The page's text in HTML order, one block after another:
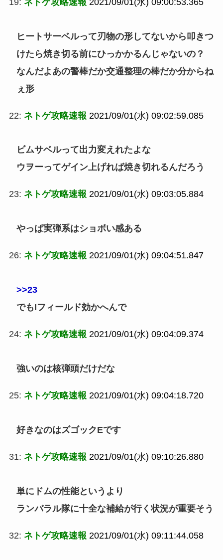
ヒートサーベルって刃物の形してないから叩きつ
けたら焼き切る前にひっかかるんじゃないの？
なんだよあの警棒だか交通整理の棒だか分からね
ぇ形
22: ネトゲ攻略速報 2021/09/01(水) 09:02:59.085
ビムサベルって出力変えれたよな
ウヲーってゲイン上げれば焼き切れるんだろう
23: ネトゲ攻略速報 2021/09/01(水) 09:03:05.884
やっぱ実弾系はショボい感ある
26: ネトゲ攻略速報 2021/09/01(水) 09:04:51.847
>>23
でもIフィールド効かへんで
24: ネトゲ攻略速報 2021/09/01(水) 09:04:09.374
強いのは核弾頭だけだな
25: ネトゲ攻略速報 2021/09/01(水) 09:04:18.720
好きなのはズゴックEです
31: ネトゲ攻略速報 2021/09/01(水) 09:10:26.880
単にドムの性能というより
ランバラル隊に十全な補給が行く状況が重要そう
32: ネトゲ攻略速報 2021/09/01(水) 09:11:44.058